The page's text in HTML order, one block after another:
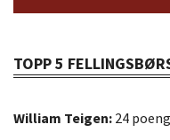
TOPP 5
William Teigen: 24 poeng